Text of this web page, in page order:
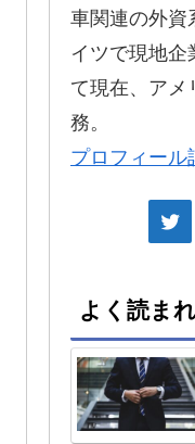
車関連の外資
イツで現地
て現在、ア
務。
プロフィール
よく読ま